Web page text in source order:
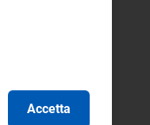
4
Accetta